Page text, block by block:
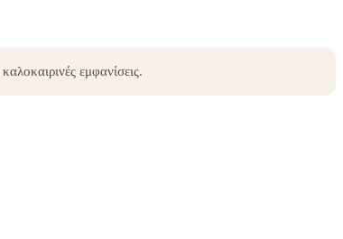
εμφανίσεις.